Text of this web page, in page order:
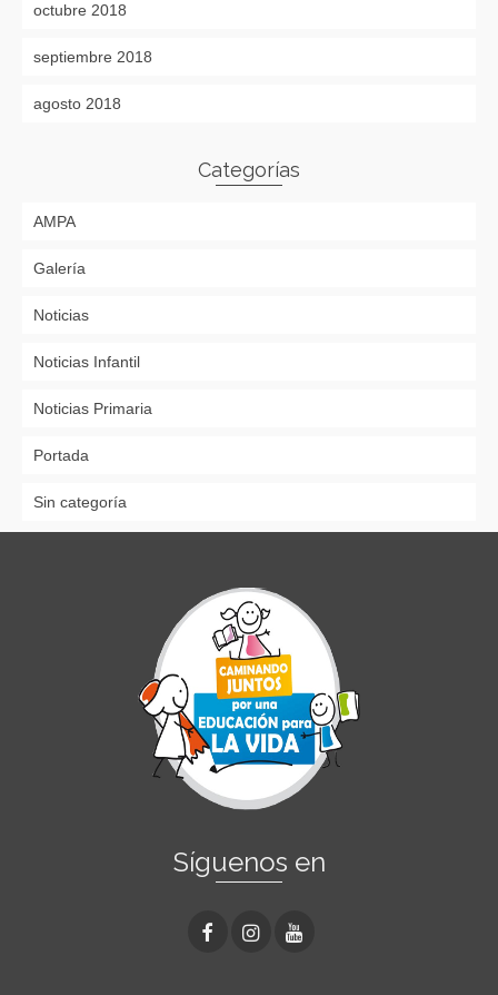
octubre 2018
septiembre 2018
agosto 2018
Categorías
AMPA
Galería
Noticias
Noticias Infantil
Noticias Primaria
Portada
Sin categoría
Síguenos en